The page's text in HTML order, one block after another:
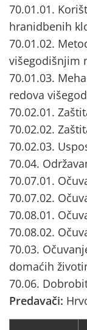
70.01.01.
hranidbenih
70.01.02.
višegodišnjim
70.01.03.
redova
70.02.01.
70.02.02.
70.02.03.
70.04.
70.07.01.
70.07.02.
70.08.01.
70.08.02.
70.03.
domaćih
70.06.
Predavači: